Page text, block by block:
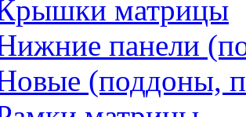
матрицы
панели
(поддоны,